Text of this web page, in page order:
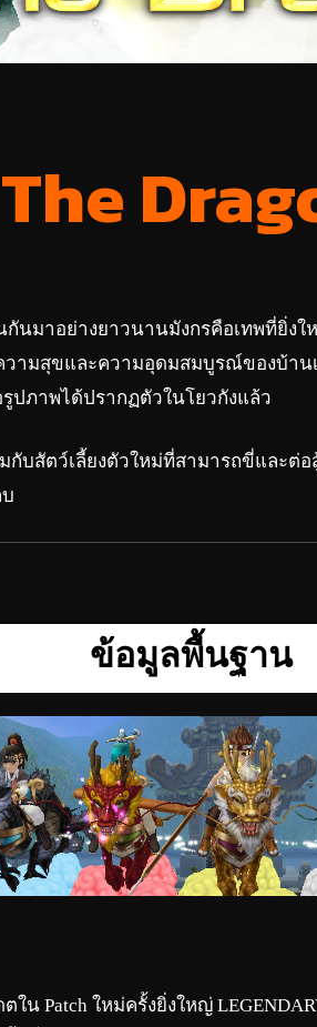
นมาอย่างยาวนานมังกรคือเทพที่ยิ่งใ
มสุขและความอุดมสมบูรณ์ของบ้านเ
ปภาพได้ปรากฏตัวในโยวกังแล้ว
กับสัตว์เลี้ยงตัวใหม่ที่สามารถขี่และต่
ข้อมูลพื้นฐาน
ใน Patch ใหม่ครั้งยิ่งใหญ่